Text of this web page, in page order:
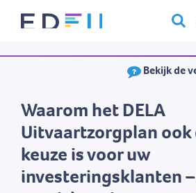
Over Edfin
Kalender
Bekijk de
Waarom het DELA
Uitvaartzorgplan ook
keuze is voor uw
investeringsklanten